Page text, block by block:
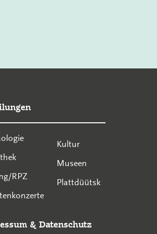
RPZ
Kultur
Museen
Plattdüütsk
& Datenschutz